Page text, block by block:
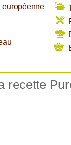
européenne
recette